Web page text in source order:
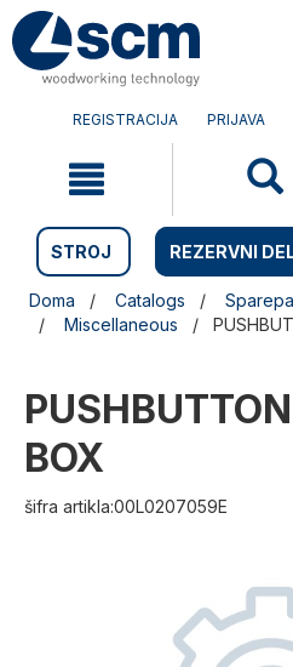
Preskočite
na
vsebino
Preskočite
na
navigacijski
REGISTRACIJA PRIJAVA
STROJ REZERVNI
Doma Catalogs
Miscellaneous
BOX
šifra artikla:00L0207059E